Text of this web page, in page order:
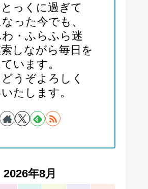
っくに過ぎて
った今でも、
・ふらふら迷
しながら毎日を
います。
うぞよろしく
たします。
2026年8月